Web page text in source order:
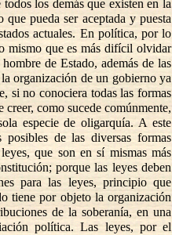
los demás que existen en la
pueda ser aceptada y puesta
actuales. En política, por lo
mismo que es más difícil olvidar
de Estado, además de las
organización de un gobierno ya
si no conociera todas las formas
como sucede comúnmente,
especie de oligarquía. A este
posibles de las diversas formas
que son en sí mismas más
porque las leyes deben
para las leyes, principio que
tiene por objeto la organización
de la soberanía, en una
política. Las leyes, por el